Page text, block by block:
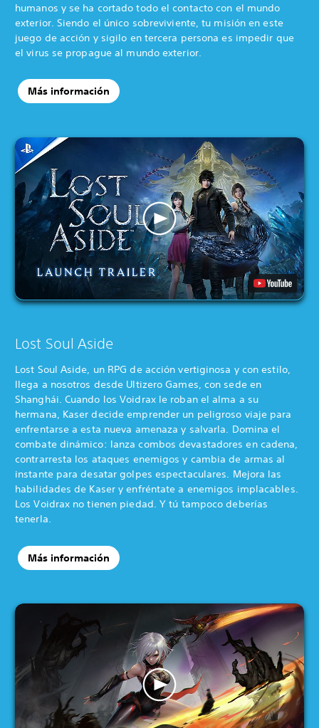
humanos y se ha cortado todo el contacto con el mundo
exterior. Siendo el único sobreviviente, tu misión en este
juego de acción y sigilo en tercera persona es impedir que
el virus se propague al mundo exterior.
Más información
Lost Soul Aside
Lost Soul Aside, un RPG de acción vertiginosa y con estilo,
llega a nosotros desde Ultizero Games, con sede en
Shanghái. Cuando los Voidrax le roban el alma a su
hermana, Kaser decide emprender un peligroso viaje para
enfrentarse a esta nueva amenaza y salvarla. Domina el
combate dinámico: lanza combos devastadores en cadena,
contrarresta los ataques enemigos y cambia de armas al
instante para desatar golpes espectaculares. Mejora las
habilidades de Kaser y enfréntate a enemigos implacables.
Los Voidrax no tienen piedad. Y tú tampoco deberías
tenerla.
Más información